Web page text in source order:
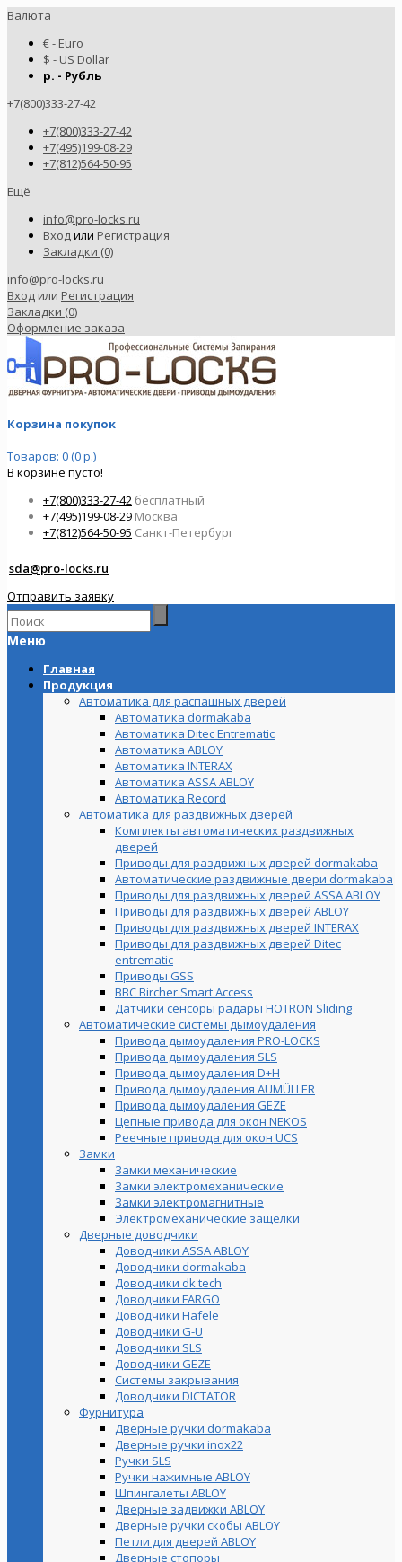
Валюта
€ - Euro
$ - US Dollar
р. - Рубль
+7(800)333-27-42
+7(800)333-27-42
+7(495)199-08-29
+7(812)564-50-95
Ещё
info@pro-locks.ru
Входили Регистрация
Закладки (0)
info@pro-locks.ru
Вход или Регистрация
Закладки (0)
Оформление заказа
Корзина покупок
Товаров: 0 (0 р.)
В корзине пусто!
+7(800)333-27-42 бесплатный
+7(495)199-08-29 Москва
+7(812)564-50-95 Санкт-Петербург
sda@pro-locks.ru
Отправить заявку
Меню
Главная
Продукция
Автоматика для распашных дверей
Автоматика dormakaba
Автоматика Ditec Entrematic
Автоматика ABLOY
Автоматика INTERAX
Автоматика ASSA ABLOY
Автоматика Record
Автоматика для раздвижных дверей
Комплекты автоматических раздвижных
дверей
Приводы для раздвижных дверей dormakaba
Автоматические раздвижные двери dormakaba
Приводы для раздвижных дверей ASSA ABLOY
Приводы для раздвижных дверей ABLOY
Приводы для раздвижных дверей INTERAX
Приводы для раздвижных дверей Ditec
entrematic
Приводы GSS
BBC Bircher Smart Access
Датчики сенсоры радары HOTRON Sliding
Автоматические системы дымоудаления
Привода дымоудаления PRO-LOCKS
Привода дымоудаления SLS
Привода дымоудаления D+H
Привода дымоудаления AUMÜLLER
Привода дымоудаления GEZE
Цепные привода для окон NEKOS
Реечные привода для окон UСS
Замки
Замки механические
Замки электромеханические
Замки электромагнитные
Электромеханические защелки
Дверные доводчики
Доводчики ASSA ABLOY
Доводчики dormakaba
Доводчики dk tech
Доводчики FARGO
Доводчики Hafele
Доводчики G-U
Доводчики SLS
Доводчики GEZE
Cистемы закрывания
Доводчики DICTATOR
Фурнитура
Дверные ручки dormakaba
Дверные ручки inox22
Ручки SLS
Ручки нажимные ABLOY
Шпингалеты ABLOY
Дверные задвижки ABLOY
Дверные ручки скобы ABLOY
Петли для дверей ABLOY
Дверные стопоры